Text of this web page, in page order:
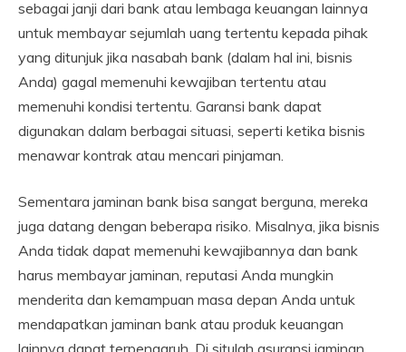
sebagai janji dari bank atau lembaga keuangan lainnya
untuk membayar sejumlah uang tertentu kepada pihak
yang ditunjuk jika nasabah bank (dalam hal ini, bisnis
Anda) gagal memenuhi kewajiban tertentu atau
memenuhi kondisi tertentu. Garansi bank dapat
digunakan dalam berbagai situasi, seperti ketika bisnis
menawar kontrak atau mencari pinjaman.
Sementara jaminan bank bisa sangat berguna, mereka
juga datang dengan beberapa risiko. Misalnya, jika bisnis
Anda tidak dapat memenuhi kewajibannya dan bank
harus membayar jaminan, reputasi Anda mungkin
menderita dan kemampuan masa depan Anda untuk
mendapatkan jaminan bank atau produk keuangan